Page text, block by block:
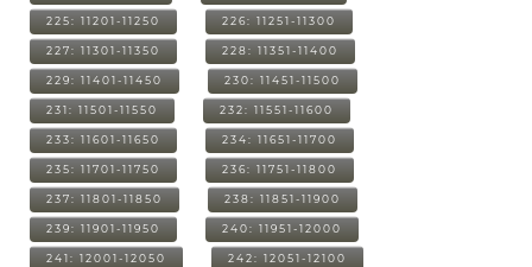
225: 11201-11250 226: 11251-11300
227: 11301-11350 228: 11351-11400
229: 11401-11450 230: 11451-11500
231: 11501-11550 232: 11551-11600
233: 11601-11650 234: 11651-11700
235: 11701-11750 236: 11751-11800
237: 11801-11850 238: 11851-11900
239: 11901-11950 240: 11951-12000
241: 12001-12050 242: 12051-12100